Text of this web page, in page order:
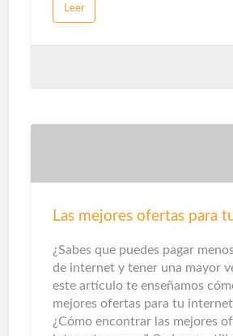
eléctrico o aparato electrónico
poder gestionarse y
tareas tengan un uso óptimo del
energético.Dentro del ámbito
termostatos inteligentes y los
Leer
¿Sabes que puedes pagar
de internet y tener una mayor
este artículo te enseñamos
mejores ofertas para tu internet
¿Cómo encontrar las mejores